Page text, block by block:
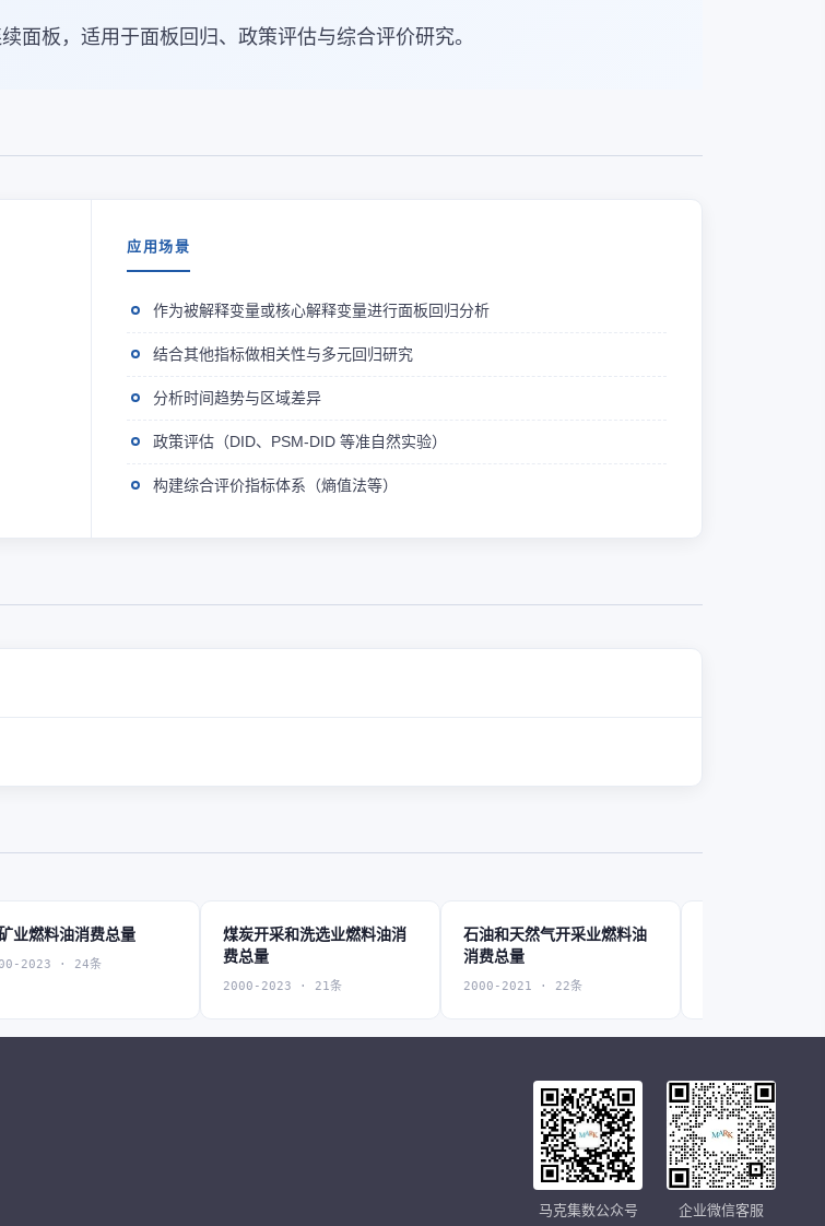
面板，适用于面板回归、政策评估与综合评价研究。
应用场景
作为被解释变量或核心解释变量进行面板回归分析
结合其他指标做相关性与多元回归研究
分析时间趋势与区域差异
政策评估（DID、PSM-DID 等准自然实验）
构建综合评价指标体系（熵值法等）
业燃料油消费总量
2023 · 24条
煤炭开采和洗选业燃料油消
费总量
2000-2023 · 21条
石油和天然气开采业燃料油
消费总量
2000-2021 · 22条
马克集数公众号 企业微信客服